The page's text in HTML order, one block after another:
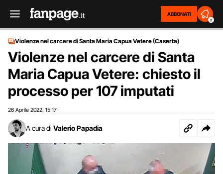
ABBONATI
2
Violenze nel carcere di Santa Maria Capua Vetere (Caserta)
Violenze nel carcere di Santa
Maria Capua Vetere: chiesto il
processo per 107 imputati
26 Aprile 2022 15:17
A cura di Valerio Papadia